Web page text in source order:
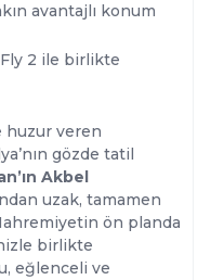
avantajlı konum
2 ile birlikte
huzur veren
gözde tatil
Akbel
uzak, tamamen
ön planda
birlikte
eğlenceli ve